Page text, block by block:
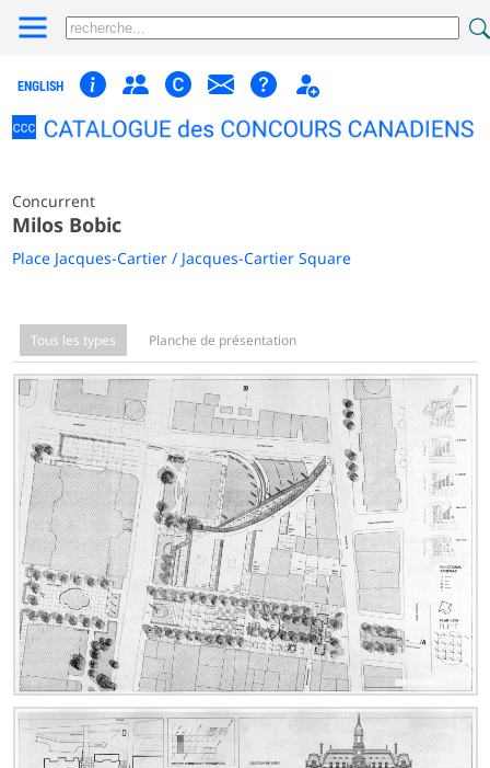
ENGLISH
Concurrent
Milos Bobic
Place Jacques-Cartier / Jacques-Cartier Square
Tous les types Planche de présentation